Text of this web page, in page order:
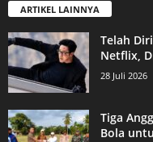
ARTIKEL LAINNYA
Telah
Netflix,
28 Juli 2026
Tiga
Bola